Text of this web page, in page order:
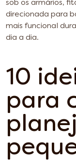
sob os armários,
direcionada para
mais funcional
dia a dia.
10
para